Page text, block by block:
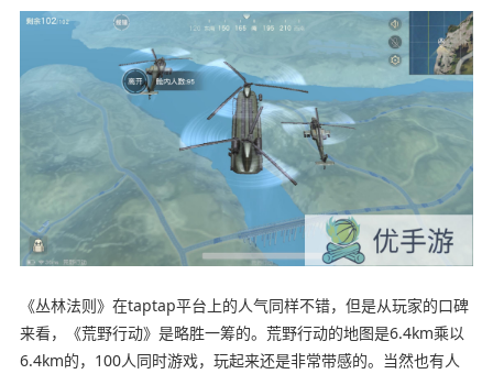
《丛林法则》在taptap平台上的人气同样不错，但是从玩家的口碑
来看，《荒野行动》是略胜一筹的。荒野行动的地图是6.4km乘以
6.4km的，100人同时游戏，玩起来还是非常带感的。当然也有人